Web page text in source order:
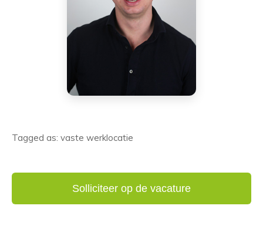
Tagged as: vaste werklocatie